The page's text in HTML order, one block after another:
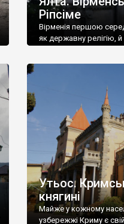
Ріпсіме
Вірменія першою
як державну релігію,
Утьос.
княгині
Майже у кожному
узбережжі Криму є